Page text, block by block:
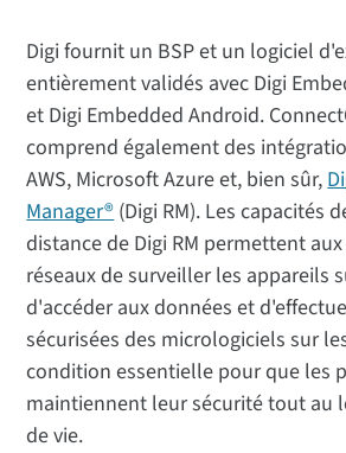
Digi fournit un BSP et un logiciel
entièrement validés avec Digi
et Digi Embedded Android.
comprend également des
AWS, Microsoft Azure et, bien sûr,
Manager®(Digi RM). Les capacités
distance de Digi RM permettent
réseaux de surveiller les appareils
d'accéder aux données et
sécurisées des micrologiciels sur
condition essentielle pour que les
maintiennent leur sécurité tout au
de vie.